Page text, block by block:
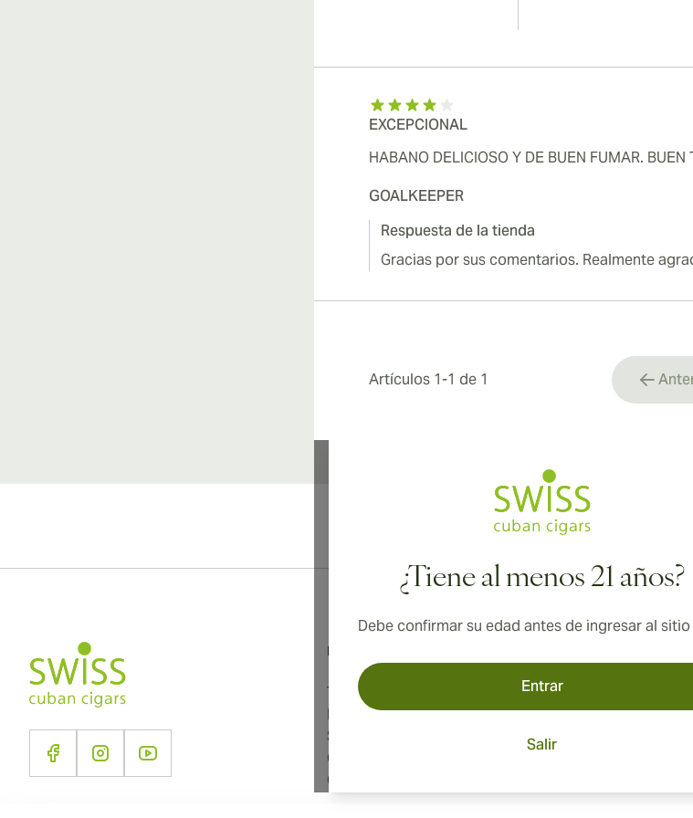
EXCEPCIONAL
HABANO DELICIOSO Y DE BUEN FUMAR.
GOALKEEPER
Respuesta de la tienda
Gracias por sus comentarios. Realmente
Artículos 1-1 de 1
¿Tiene al menos 21 años?
Debe confirmar su edad antes de ingresar al sitio
Entrar
Salir
¡Envío internacional disponible a Canadá,
Información
Términos y Condiciones
Política de Privacidad
Sobre nosotros
Contacto
Configuración de Cookies